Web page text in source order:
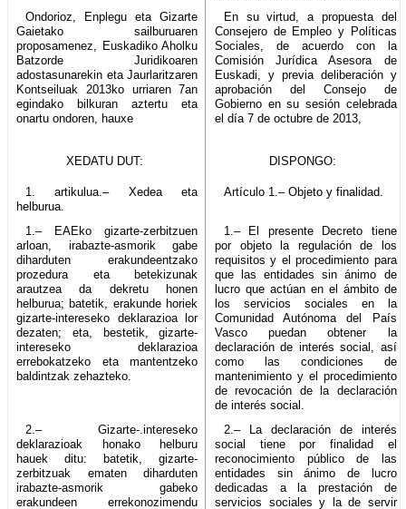
Ondorioz, Enplegu eta Gizarte
Gaietako sailburuaren
proposamenez, Euskadiko Aholku
Batzorde Juridikoaren
adostasunarekin eta Jaurlaritzaren
Kontseiluak 2013ko urriaren 7an
egindako bilkuran aztertu eta
onartu ondoren, hauxe
En su virtud, a propuesta del
Consejero de Empleo y Políticas
Sociales, de acuerdo con la
Comisión Jurídica Asesora de
Euskadi, y previa deliberación y
aprobación del Consejo de
Gobierno en su sesión celebrada
el día 7 de octubre de 2013,
XEDATU DUT: DISPONGO:
1. artikulua.– Xedea eta
helburua.
Artículo 1.– Objeto y finalidad.
1.– EAEko gizarte-zerbitzuen
arloan, irabazte-asmorik gabe
diharduten erakundeentzako
prozedura eta betekizunak
arautzea da dekretu honen
helburua; batetik, erakunde horiek
gizarte-intereseko deklarazioa lor
dezaten; eta, bestetik, gizarte-
intereseko deklarazioa
errebokatzeko eta mantentzeko
baldintzak zehazteko.
1.– El presente Decreto tiene
por objeto la regulación de los
requisitos y el procedimiento para
que las entidades sin ánimo de
lucro que actúan en el ámbito de
los servicios sociales en la
Comunidad Autónoma del País
Vasco puedan obtener la
declaración de interés social, así
como las condiciones de
mantenimiento y el procedimiento
de revocación de la declaración
de interés social.
2.– Gizarte-.intereseko
deklarazioak honako helburu
hauek ditu: batetik, gizarte-
zerbitzuak ematen diharduten
irabazte-asmorik gabeko
erakundeen errekonozimendu
2.– La declaración de interés
social tiene por finalidad el
reconocimiento público de las
entidades sin ánimo de lucro
dedicadas a la prestación de
servicios sociales y la de servir